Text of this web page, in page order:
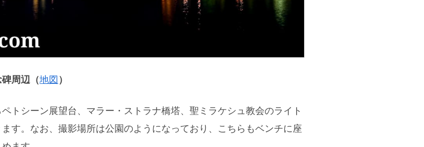
周辺（地図 ）
トシーン展望台、マラー・ストラナ橋塔、聖ミラケシュ教会のライト
す。なお、撮影場所は公園のようになっており、こちらもベンチに座